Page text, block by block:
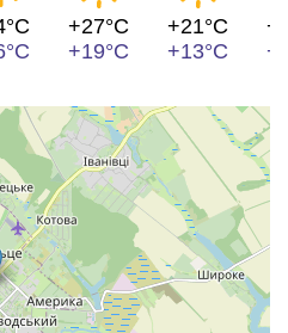
+27°C
+19°C
+21°C
+13°C